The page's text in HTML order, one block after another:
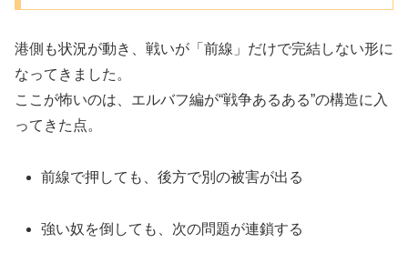
港側も状況が動き、戦いが「前線」だけで完結しない形に
なってきました。
ここが怖いのは、エルバフ編が“戦争あるある”の構造に入
ってきた点。
前線で押しても、後方で別の被害が出る
強い奴を倒しても、次の問題が連鎖する